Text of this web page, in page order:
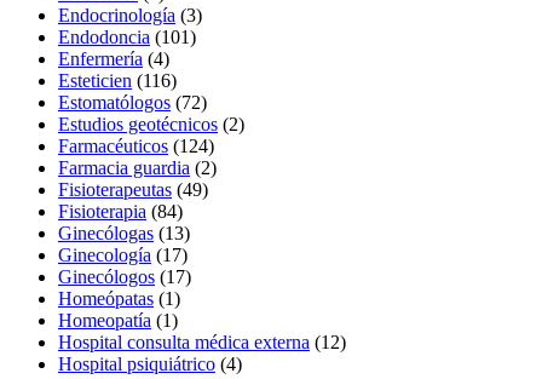
Endocrinología (3)
Endodoncia (101)
Enfermería (4)
Esteticien (116)
Estomatólogos (72)
Estudios geotécnicos (2)
Farmacéuticos (124)
Farmacia guardia (2)
Fisioterapeutas (49)
Fisioterapia (84)
Ginecólogas (13)
Ginecología (17)
Ginecólogos (17)
Homeópatas (1)
Homeopatía (1)
Hospital consulta médica externa (12)
Hospital psiquiátrico (4)